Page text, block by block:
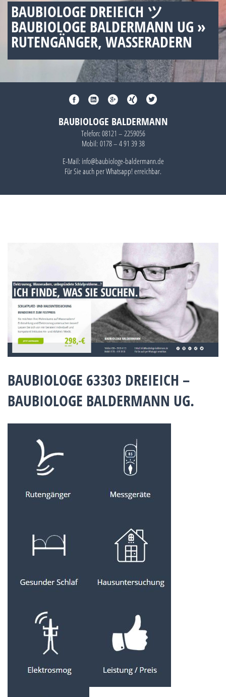
BAUBIOLOGE DREIEICH ツ
BAUBIOLOGE BALDERMANN UG »
RUTENGÄNGER, WASSERADERN
BAUBIOLOGE BALDERMANN
Telefon: 08121 – 2259056
Mobil: 0178 – 4 91 39 38
E-Mail: info@baubiologe-baldermann.de
Für Sie auch perWhatsapp!erreichbar.
BAUBIOLOGE 63303 DREIEICH –
BAUBIOLOGE BALDERMANN UG.